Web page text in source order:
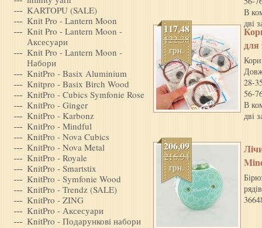
KARTOPU (SALE)
Knit Pro - Lantern Moon
Knit Pro - Lantern Moon -
Аксесуари
Knit Pro - Lantern Moon -
Набори
KnitPro - Basix Aluminium
Knitpro - Basix Birch Wood
KnitPro - Cubics Symfonie Rose
KnitPro - Ginger
KnitPro - Karbonz
KnitPro - Mindful
KnitPro - Nova Cubics
KnitPro - Nova Metal
KnitPro - Royale
KnitPro - Smartstix
KnitPro - Symfonie Wood
KnitPro - Trendz (SALE)
KnitPro - ZING
KnitPro - Аксесуари
KnitPro - Подарунковi набори
В
дві
117,48
122,38
грн.
для
28-
56-
В
дві
206,09
216,94
грн.
рядів